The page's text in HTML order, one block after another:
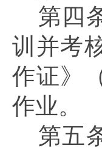
第四
训并考
作证》
作业。
第五